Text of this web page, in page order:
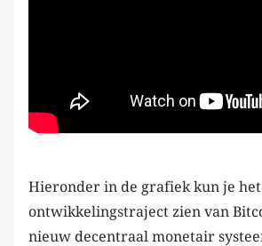
Hieronder in de grafiek kun je het
ontwikkelingstraject zien van
nieuw decentraal monetair